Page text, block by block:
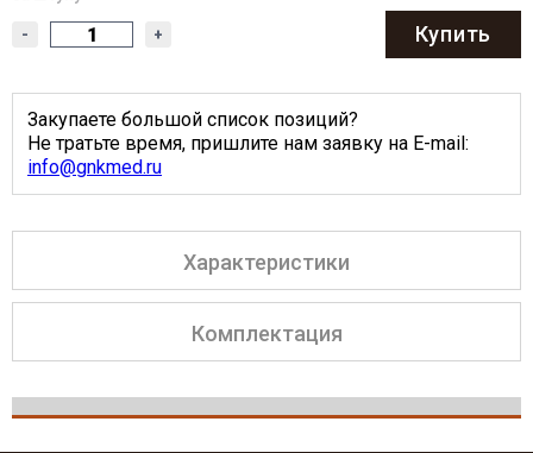
- + Купить
Закупаете большой список позиций?
Не тратьте время, пришлите нам заявку на E-mail:
info@gnkmed.ru
Характеристики
Комплектация